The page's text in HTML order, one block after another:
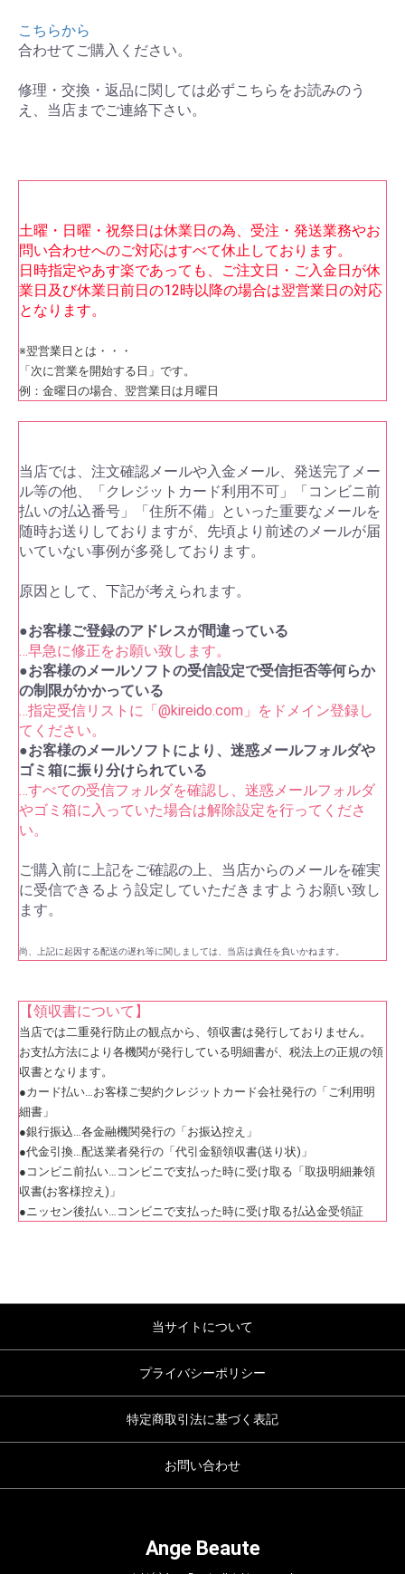
こちらから
合わせてご購入ください。
修理・交換・返品に関しては必ずこちらをお読みのう
え、当店までご連絡下さい。
土曜・日曜・祝祭日は休業日の為、受注・発送業務やお
問い合わせへのご対応はすべて休止しております。
日時指定やあす楽であっても、ご注文日・ご入金日が休
業日及び休業日前日の12時以降の場合は翌営業日の対応
となります。
※翌営業日とは・・・
「次に営業を開始する日」です。
例：金曜日の場合、翌営業日は月曜日
当店では、注文確認メールや入金メール、発送完了メー
ル等の他、「クレジットカード利用不可」「コンビニ前
払いの払込番号」「住所不備」といった重要なメールを
随時お送りしておりますが、先頃より前述のメールが届
いていない事例が多発しております。
原因として、下記が考えられます。
●お客様ご登録のアドレスが間違っている
…早急に修正をお願い致します。
●お客様のメールソフトの受信設定で受信拒否等何らか
の制限がかかっている
…指定受信リストに「@kireido.com」をドメイン登録し
てください。
●お客様のメールソフトにより、迷惑メールフォルダや
ゴミ箱に振り分けられている
…すべての受信フォルダを確認し、迷惑メールフォルダ
やゴミ箱に入っていた場合は解除設定を行ってくださ
い。
ご購入前に上記をご確認の上、当店からのメールを確実
に受信できるよう設定していただきますようお願い致し
ます。
尚、上記に起因する配送の遅れ等に関しましては、当店は責任を負いかねます。
【領収書について】
当店では二重発行防止の観点から、領収書は発行しておりません。
お支払方法により各機関が発行している明細書が、税法上の正規の領
収書となります。
●カード払い…お客様ご契約クレジットカード会社発行の「ご利用明
細書」
●銀行振込…各金融機関発行の「お振込控え」
●代金引換…配送業者発行の「代引金額領収書(送り状)」
●コンビニ前払い…コンビニで支払った時に受け取る「取扱明細兼領
収書(お客様控え)」
●ニッセン後払い…コンビニで支払った時に受け取る払込金受領証
当サイトについて
プライバシーポリシー
特定商取引法に基づく表記
お問い合わせ
Ange Beaute